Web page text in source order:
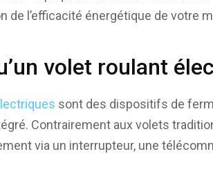
de l’efficacité énergétique de votre
volet roulant
sont des dispositifs de
Contrairement aux volets
via un interrupteur, une